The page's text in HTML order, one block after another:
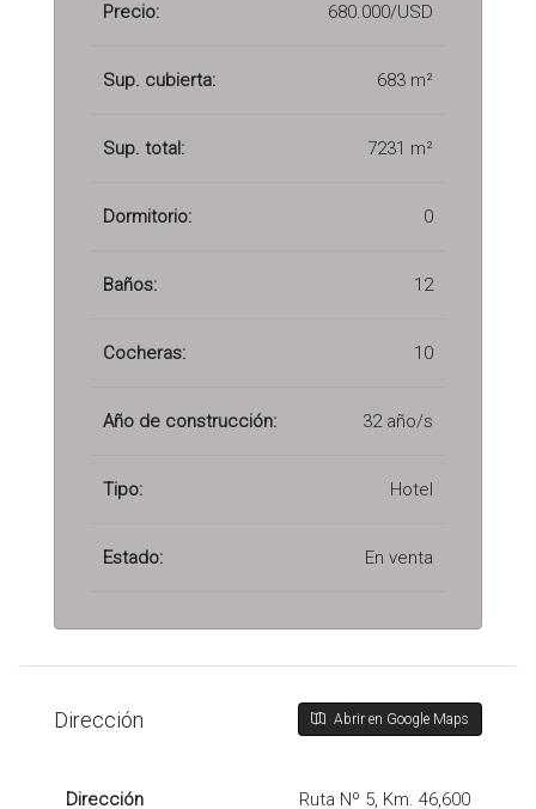
Precio: 680.000/USD
Sup. cubierta: 683 m²
Sup. total: 7231 m²
Dormitorio: 0
Baños: 12
Cocheras: 10
Año de construcción: 32 año/s
Tipo: Hotel
Estado: En venta
Dirección Abrir en Google Maps
Dirección Ruta Nº 5, Km. 46,600